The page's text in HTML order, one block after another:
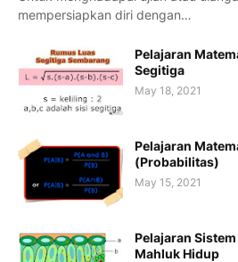
mempersiapkan diri dengan…
Pelajaran
Segitiga
May 18, 2021
Pelajaran
(Probabilitas)
May 15, 2021
Pelajaran
Mahluk Hidup